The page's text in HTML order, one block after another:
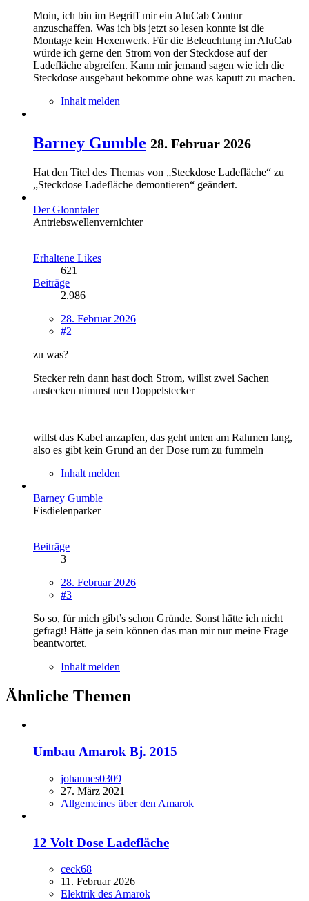
Moin, ich bin im Begriff mir ein AluCab Contur
anzuschaffen. Was ich bis jetzt so lesen konnte ist die
Montage kein Hexenwerk. Für die Beleuchtung im AluCab
würde ich gerne den Strom von der Steckdose auf der
Ladefläche abgreifen. Kann mir jemand sagen wie ich die
Steckdose ausgebaut bekomme ohne was kaputt zu machen.
Inhalt melden
Barney Gumble 28. Februar 2026
Hat den Titel des Themas von „Steckdose Ladefläche“ zu
„Steckdose Ladefläche demontieren“ geändert.
Der Glonntaler
Antriebswellenvernichter
Erhaltene Likes
621
Beiträge
2.986
28. Februar 2026
#2
zu was?
Stecker rein dann hast doch Strom, willst zwei Sachen
anstecken nimmst nen Doppelstecker
willst das Kabel anzapfen, das geht unten am Rahmen lang,
also es gibt kein Grund an der Dose rum zu fummeln
Inhalt melden
Barney Gumble
Eisdielenparker
Beiträge
3
28. Februar 2026
#3
So so, für mich gibt’s schon Gründe. Sonst hätte ich nicht
gefragt! Hätte ja sein können das man mir nur meine Frage
beantwortet.
Inhalt melden
Ähnliche Themen
Umbau Amarok Bj. 2015
johannes0309
27. März 2021
Allgemeines über den Amarok
12 Volt Dose Ladefläche
ceck68
11. Februar 2026
Elektrik des Amarok